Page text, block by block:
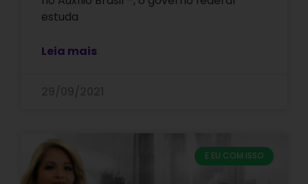
estuda
Leia mais
E EU COM ISSO